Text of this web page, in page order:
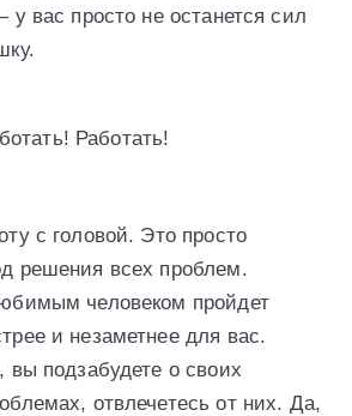
у вас просто не останется сил
Работать!
с головой. Это просто
решения всех проблем.
человеком пройдет
и незаметнее для вас.
вы подзабудете о своих
отвлечетесь от них. Да,